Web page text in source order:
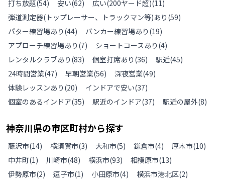
打ち放題(54) 安い(62) 広い(200ヤード超)(11)
弾道測定器(トップレーサー、トラックマン等)あり (59)
パター練習場あり (44) バンカー練習場あり (19)
アプローチ練習場あり (7) ショートコースあり (4)
レンタルクラブあり (83) 個室打席あり (36) 駅近(45)
24時間営業(47) 早朝営業(56) 深夜営業(49)
体験レッスンあり (20) インドアで安い(37)
個室のあるインドア(35) 駅近のインドア(37) 駅近の屋外(8)
神奈川県の市区町村から探す
藤沢市(14) 横須賀市(3) 大和市(5) 鎌倉市(4) 厚木市(10)
中井町(1) 川崎市(48) 横浜市(93) 相模原市(13)
伊勢原市(2) 逗子市(1) 小田原市(4) 横浜市港北区(2)